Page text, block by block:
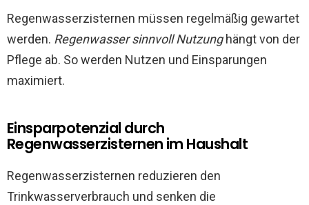
Regenwasserzisternen müssen regelmäßig gewartet
werden. Regenwasser sinnvoll Nutzunghängt von der
Pflege ab. So werden Nutzen und Einsparungen
maximiert.
Einsparpotenzial durch
Regenwasserzisternen im Haushalt
Regenwasserzisternen reduzieren den
Trinkwasserverbrauch und senken die